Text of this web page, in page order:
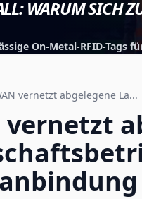
WARUM SICH
On-Metal-RFID-
vernetzt abgelegene La...
vernetzt